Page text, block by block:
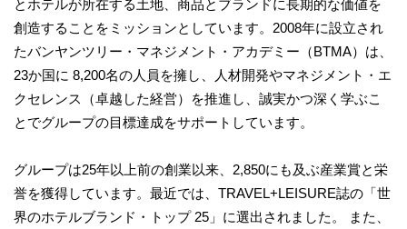
とホテルが所在する土地、商品とブランドに長期的な価値を
創造することをミッションとしています。2008年に設立され
たバンヤンツリー・マネジメント・アカデミー（BTMA）は、
23か国に 8,200名の人員を擁し、人材開発やマネジメント・エ
クセレンス（卓越した経営）を推進し、誠実かつ深く学ぶこ
とでグループの目標達成をサポートしています。
グループは25年以上前の創業以来、2,850にも及ぶ産業賞と栄
誉を獲得しています。最近では、TRAVEL+LEISURE誌の「世
界のホテルブランド・トップ 25」に選出されました。 また、